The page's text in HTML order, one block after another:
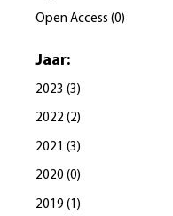
Open Access (0)
Jaar:
2023 (3 )
2022 (2)
2021 (3 )
2020 (0)
2019 ( 1 )